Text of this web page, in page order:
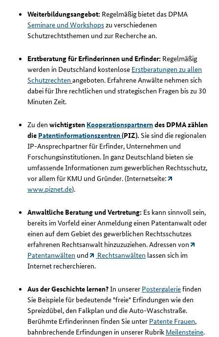
Weiterbildungsangebot: Regelmäßig bietet das DPMA
Seminare und Workshopszu verschiedenen
Schutzrechtsthemen und zur Recherche an.
Erstberatung für Erfinderinnen und Erfinder: Regelmäßig
werden in Deutschland kostenlose Erstberatungen zu allen
Schutzrechten angeboten. Erfahrene Anwälte nehmen sich
dabei für Ihre rechtlichen und strategischen Fragen bis zu 30
Minuten Zeit.
Zu den wichtigsten Kooperationspartnerndes DPMA zählen
die Patentinformationszentren(PIZ). Sie sind die regionalen
IP-Ansprechpartner für Erfinder, Unternehmen und
Forschungsinstitutionen. In ganz Deutschland bieten sie
umfassende Informationen zum gewerblichen Rechtsschutz,
vor allem für KMU und Gründer. (Internetseite:
www.piznet.de).
Anwaltliche Beratung und Vertretung: Es kann sinnvoll sein,
bereits im Vorfeld einer Anmeldung einen Patentanwalt oder
einen auf dem Gebiet des gewerblichen Rechtsschutzes
erfahrenen Rechtsanwalt hinzuzuziehen. Adressen von
Patentanwälten und Rechtsanwälten lassen sich im
Internet recherchieren.
Aus der Geschichte lernen?In unserer Postergaleriefinden
Sie Beispiele für bedeutende "freie" Erfindungen wie den
Spreizdübel, den Falkplan und die Auto-Waschstraße.
Berühmte Erfinderinnen finden Sie unter Patente Frauen,
bahnbrechende Erfindungen in unserer Rubrik Meilensteine.